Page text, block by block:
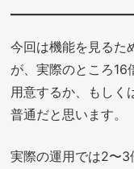
今回は機能を見るた
が、実際のところ16
用意するか、もしく
普通だと思います。
実際の運用では2〜